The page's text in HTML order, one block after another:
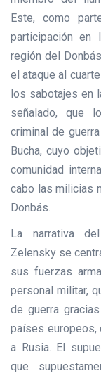
Este, como
participación en
región del
el ataque al
los sabotajes en
señalado, que
criminal de
Bucha, cuyo
comunidad
cabo las milicias
Donbás.
La narrativa
Zelensky se
sus fuerzas
personal militar,
de guerra
países europeos,
a Rusia. El
que